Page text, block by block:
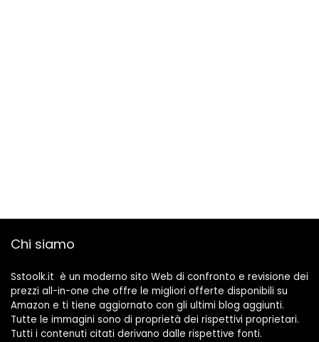
Chi siamo
Sstoolk.it è un moderno sito Web di confronto e revisione dei
prezzi all-in-one che offre le migliori offerte disponibili su
Amazon e ti tiene aggiornato con gli ultimi blog aggiunti.
Tutte le immagini sono di proprietà dei rispettivi proprietari.
Tutti i contenuti citati derivano dalle rispettive fonti.